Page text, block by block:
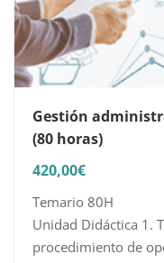
Gestión
(80 horas)
420,00€
Temario 80H
Unidad Didáctica 1.
procedimiento de